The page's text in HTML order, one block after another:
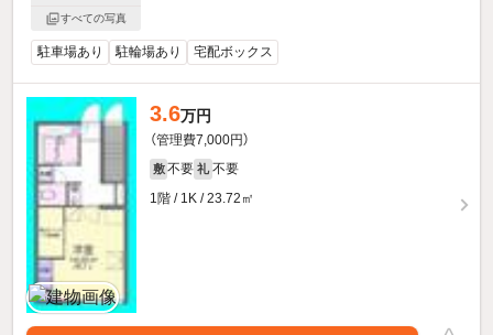
すべての写真
駐車場あり 駐輪場あり 宅配ボックス
3.6万円
（管理費7,000円）
敷 不要 礼 不要
1階 / 1K / 23.72㎡